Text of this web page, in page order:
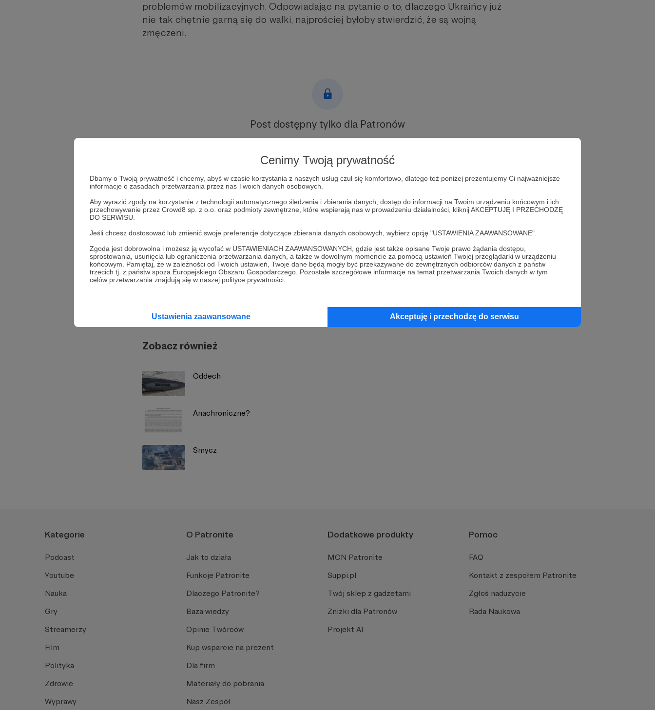
Cenimy Twoją prywatność
Dbamy o Twoją prywatność i chcemy, abyś w czasie korzystania z naszych usług czuł się komfortowo, dlatego też poniżej prezentujemy Ci najważniejsze
informacje o zasadach przetwarzania przez nas Twoich danych osobowych.
Aby wyrazić zgody na korzystanie z technologii automatycznego śledzenia i zbierania danych, dostęp do informacji na Twoim urządzeniu końcowym i ich
przechowywanie przez Crowd8 sp. z o.o. oraz podmioty zewnętrzne, które wspierają nas w prowadzeniu działalności, kliknij AKCEPTUJĘ I PRZECHODZĘ
DO SERWISU.
Jeśli chcesz dostosować lub zmienić swoje preferencje dotyczące zbierania danych osobowych, wybierz opcję "USTAWIENIA ZAAWANSOWANE".
Zgoda jest dobrowolna i możesz ją wycofać w USTAWIENIACH ZAAWANSOWANYCH, gdzie jest także opisane Twoje prawo żądania dostępu,
sprostowania, usunięcia lub ograniczenia przetwarzania danych, a także w dowolnym momencie za pomocą ustawień Twojej przeglądarki w urządzeniu
końcowym. Pamiętaj, że w zależności od Twoich ustawień, Twoje dane będą mogły być przekazywane do zewnętrznych odbiorców danych z państw
trzecich tj. z państw spoza Europejskiego Obszaru Gospodarczego. Pozostałe szczegółowe informacje na temat przetwarzania Twoich danych w tym
celów przetwarzania znajdują się w naszej polityce prywatności.
Ustawienia zaawansowane Akceptuję i przechodzę do serwisu
problemów mobilizacyjnych. Odpowiadając na pytanie o to, dlaczego Ukraińcy już
nie tak chętnie garną się do walki, najprościej byłoby stwierdzić, że są wojną
zmęczeni.
Post dostępny tylko dla Patronów
Zaloguj się
Udostępnij
Zobacz również
Oddech
Anachroniczne?
Smycz
Kategorie
Podcast
Youtube
Nauka
Gry
Streamerzy
Film
Polityka
Zdrowie
Wyprawy
O Patronite
Jak to działa
Funkcje Patronite
Dlaczego Patronite?
Baza wiedzy
Opinie Twórców
Kup wsparcie na prezent
Dla firm
Materiały do pobrania
Nasz Zespół
Dodatkowe produkty
MCN Patronite
Suppi.pl
Twój sklep z gadżetami
Zniżki dla Patronów
Projekt AI
Pomoc
FAQ
Kontakt z zespołem Patronite
Zgłoś nadużycie
Rada Naukowa